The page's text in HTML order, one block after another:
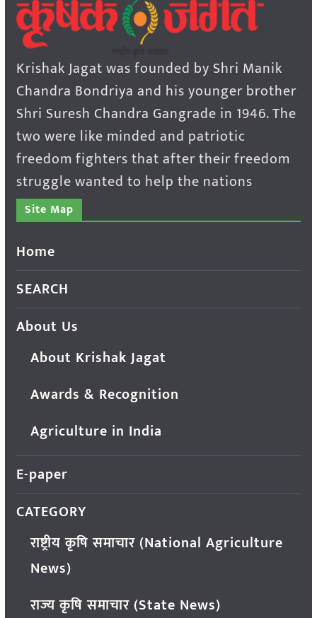
Krishak Jagat was founded by Shri Manik
Chandra Bondriya and his younger brother
Shri Suresh Chandra Gangrade in 1946. The
two were like minded and patriotic
freedom fighters that after their freedom
struggle wanted to help the nations
Site Map
Home
SEARCH
About Us
About Krishak Jagat
Awards & Recognition
Agriculture in India
E-paper
CATEGORY
राष्ट्रीय कृषि समाचार (National Agriculture
News)
राज्य कृषि समाचार (State News)